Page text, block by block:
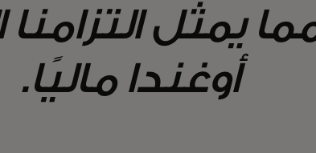
يمثل
أوغندا ماليًا.